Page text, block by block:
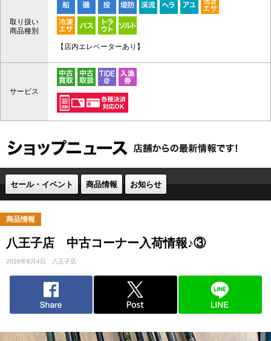
取り扱い
商品種別
【店内エレベーターあり】
サービス
セール・イベント 商品情報 お知らせ
商品情報
八王子店 中古コーナー入荷情報♪③
2026年6月4日 八王子店